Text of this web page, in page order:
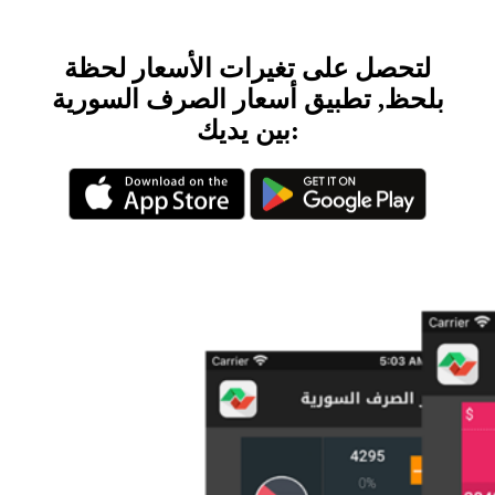
لتحصل على تغيرات الأسعار لحظة
بلحظ, تطبيق أسعار الصرف السورية
بين يديك: